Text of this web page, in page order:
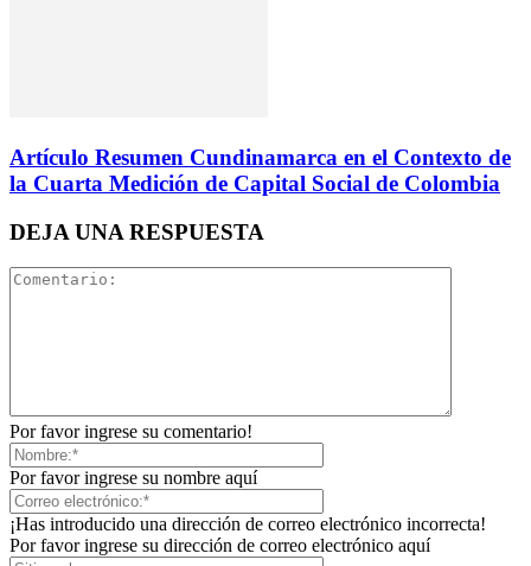
Artículo Resumen Cundinamarca en el Contexto de
la Cuarta Medición de Capital Social de Colombia
DEJA UNA RESPUESTA
Por favor ingrese su comentario!
Por favor ingrese su nombre aquí
¡Has introducido una dirección de correo electrónico incorrecta!
Por favor ingrese su dirección de correo electrónico aquí